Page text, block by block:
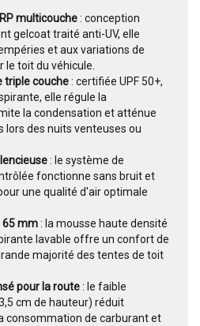
multicouche: conception
gelcoat traité anti-UV, elle
et aux variations de
toit du véhicule.
triple couche: certifiée UPF 50+,
elle régule la
la condensation et atténue
lors des nuits venteuses ou
: le système de
fonctionne sans bruit et
une qualité d'air optimale
65 mm: la mousse haute densité
lavable offre un confort de
majorité des tentes de toit
pour la route: le faible
cm de hauteur) réduit
consommation de carburant et